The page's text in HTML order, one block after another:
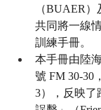
（BUAER
共同將一線
訓練手冊。
本手冊由陸
號 FM 30-30
3），反映了